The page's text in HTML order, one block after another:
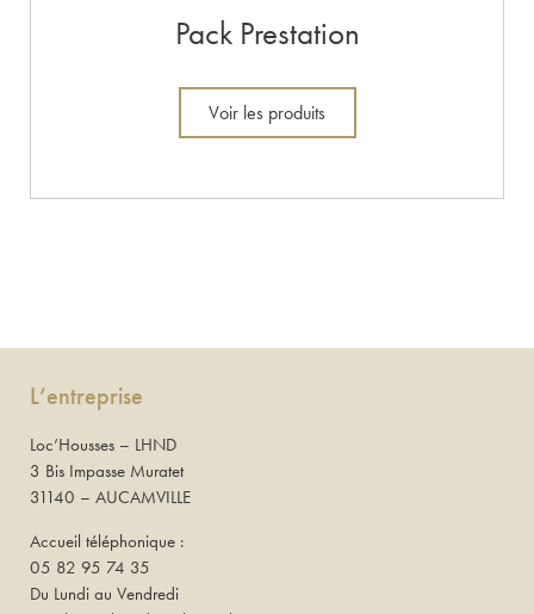
Pack Prestation
Voir les produits
L’entreprise
Loc’Housses – LHND
3 Bis Impasse Muratet
31140 – AUCAMVILLE
Accueil téléphonique :
05 82 95 74 35
Du Lundi au Vendredi